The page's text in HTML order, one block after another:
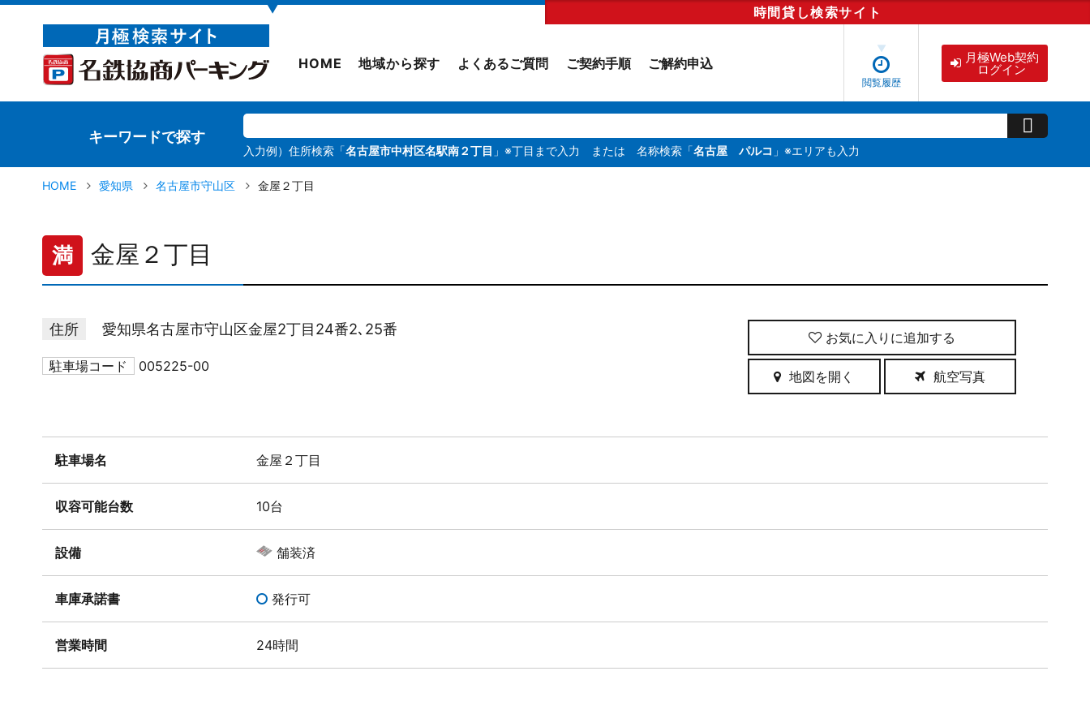
▼ 時間貸し検索サイト
HOME 地域から探す よくあるご質問 ご契約手順 ご解約申込
閲覧履歴
月極Web契約
ログイン
キーワードで探す
入力例）住所検索「名古屋市中村区名駅南２丁目 」※丁目まで入力 または 名称検索「名古屋 パルコ 」※エリアも入力
HOME 愛知県 名古屋市守山区 金屋２丁目
満 金屋２丁目
住所 愛知県名古屋市守山区金屋2丁目24番2､25番
駐車場コード 005225-00
お気に入りに追加
地図を開く 航空写真
駐車場名 金屋２丁目
収容可能台数 10台
設備 舗装済
車庫承諾書 発行可
営業時間 24時間